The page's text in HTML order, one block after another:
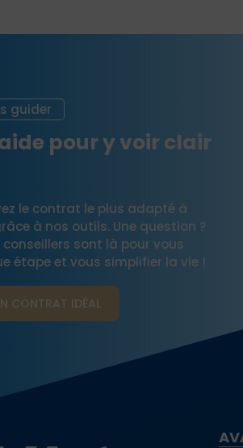
guider
pour y voir clair
le contrat le plus adapté à
à nos outils. Une question ?
conseillers sont là pour vous
étape et vous simplifier la vie !
CONTRAT​ IDÉAL